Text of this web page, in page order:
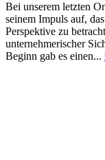
Bei unserem letzten
seinem Impuls auf,
Perspektive zu
unternehmerischer
Beginn gab es einen...